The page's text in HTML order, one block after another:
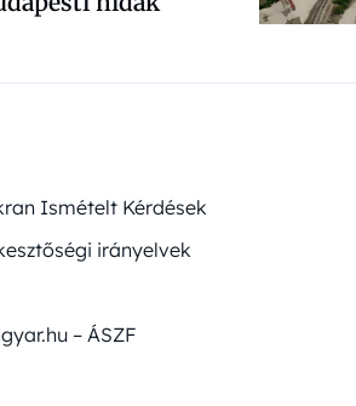
Ismételt Kérdések
irányelvek
– ÁSZF